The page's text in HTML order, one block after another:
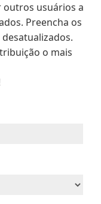
outros usuários a
Preencha os
o mais